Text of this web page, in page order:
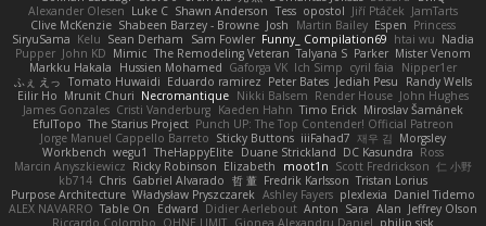
Alexander Olesen Luke C Shawn Anderson Tess opostol Jiří Ptáček JamTarts
Clive McKenzie Shabeen Barzey - Browne Josh Martin Bailey Espen Princess
SiryuSama Kelu Sean Derham Sam Fowler Funny_ Compilation69 htai wu Nadia
Pupper John KD Mimic The Remodeling Veteran Talyana S Parker Mister Venom
Markku Hakala
Hussien Mohamed Gaforga VK Ich Simp cyril faia
Nipper1er
ふぇ えっ Tomato Huwaidi Eduardo ramirez Peter Bates Jediah Pesu
Randy Wells
Eilir Ho Mrunit Churi Necromantique Nikki Balsem Render House John Hughes
James Gonzales Cristi Vanderburg Kaeden Hahn Timo Erick Miroslav Šamánek
EfulTopo The Starius Project Punch UP: The Top Contender! Official Patreon
Jorge Manuel Cappello Barreto Sticky Buttons iiiFahad7 재우 김 Morgsley
Workbench wegu1 TheHappyElite Duane Strickland DC Kasundra Ross
Marcin Anyszkiewicz Ricky Robinson Elizabeth moot1n Scott Fredrickson 仁 小野
kb714 Chris Gabriel Alvarado 哲 董 Fredrik Karlsson Tristan Lorius
Purpose Architecture Władysław Pryszczarek Ashley Fayers plexlexia Daniel Tidemo
ALEX NAVARRO Table On Edward Didier Aerlebout Anton Sara Alan Jeffrey Olson
Riccardo Colombo OHNE LIMIT Gionea Alexandru Daniel philip sisk